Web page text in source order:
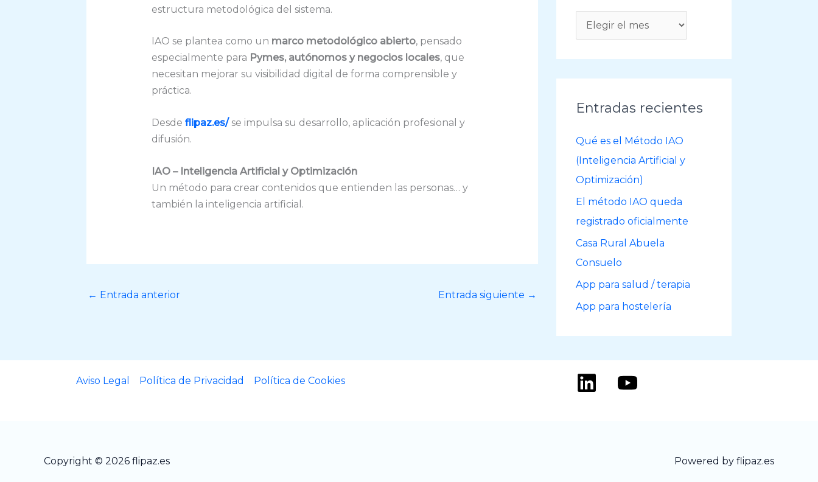
estructura metodológica del sistema.
IAO se plantea como un marco metodológico abierto, pensado
especialmente para Pymes, autónomos y negocios locales, que
necesitan mejorar su visibilidad digital de forma comprensible y
práctica.
Desde flipaz.es/se impulsa su desarrollo, aplicación profesional y
difusión.
IAO – Inteligencia Artificial y Optimización
Un método para crear contenidos que entienden las personas… y
también la inteligencia artificial.
← Entrada anterior Entrada siguiente →
r
c
h
o
s
Entradas recientes
Qué es el Método IAO
(Inteligencia Artificial y
Optimización)
El método IAO queda
registrado oficialmente
Casa Rural Abuela
Consuelo
App para salud / terapia
App para hostelería
Aviso Legal Política de Privacidad Política de Cookies
Copyright © 2026 flipaz.es Powered by flipaz.es